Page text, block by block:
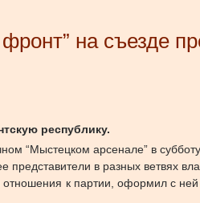
на съезде
республику.
“Мыстецком арсенале” в
в разных ветвях
к партии, оформил с